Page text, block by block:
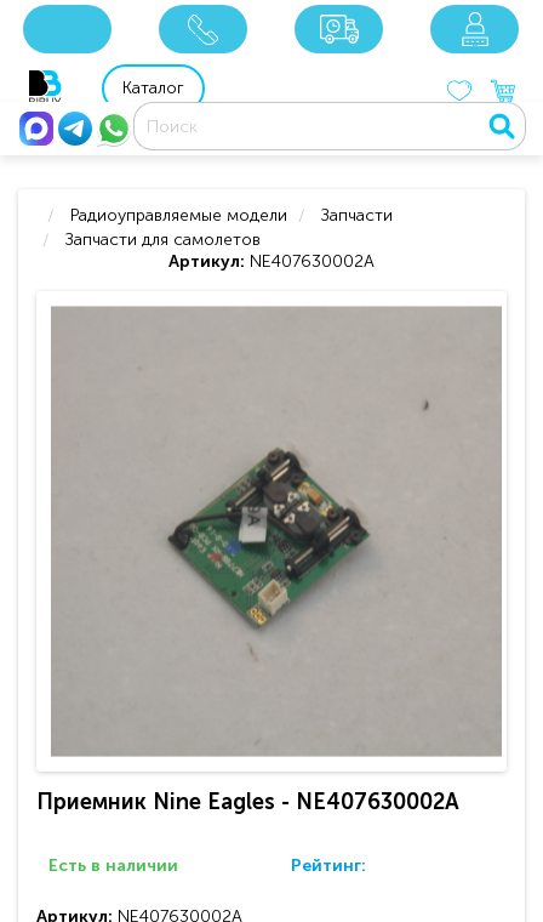
8 800 201 92 06
Каталог
Радиоуправляемые модели
Запчасти
Запчасти для самолетов
Артикул: NE407630002A
Приемник Nine Eagles - NE407630002A
Есть в наличии Рейтинг:
Артикул: NE407630002A
xxx